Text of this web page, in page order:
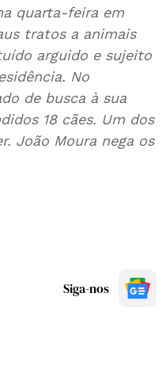
quarta-feira em
tratos a animais
arguido e sujeito
No
de busca à sua
18 cães. Um dos
João Moura nega os
Siga-nos